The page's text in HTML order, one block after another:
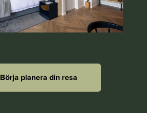
Börja planera din resa